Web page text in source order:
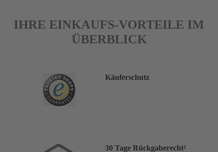
IHRE EINKAUFS-VORTEILE IM
ÜBERBLICK
Käuferschutz
30 Tage Rückgaberecht²